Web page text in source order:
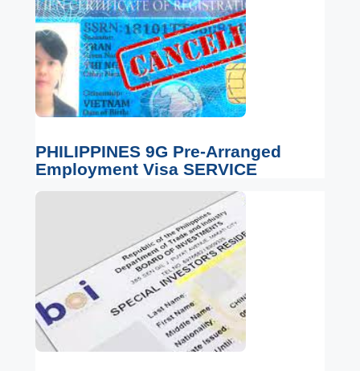
PHILIPPINES 9G Pre-Arranged
Employment Visa SERVICE